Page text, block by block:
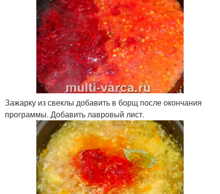
Зажарку из свеклы добавить в борщ после окончания
программы. Добавить лавровый лист.